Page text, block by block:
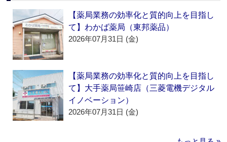
【薬局業務の効率化と質的向上を目指し
て】わかば薬局（東邦薬品）
2026年07月31日 (金)
【薬局業務の効率化と質的向上を目指し
て】大手薬局笹崎店（三菱電機デジタル
イノベーション）
2026年07月31日 (金)